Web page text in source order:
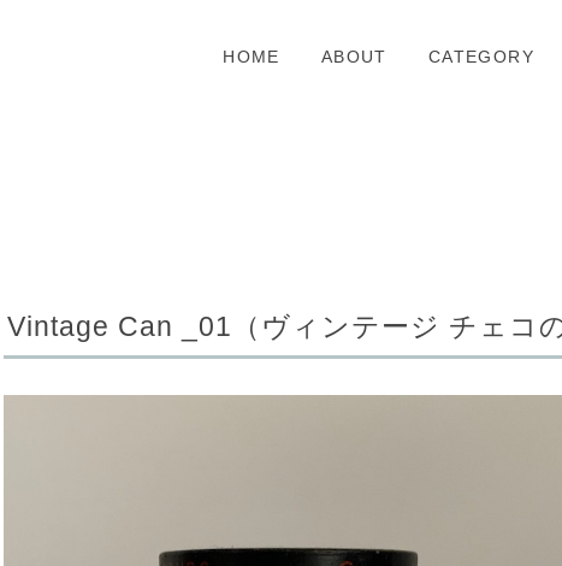
HOME ABOUT CATEGORY
Vintage Can _01（ヴィンテージ チェコ